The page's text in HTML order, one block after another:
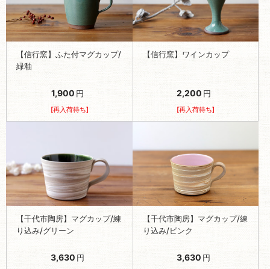
【信行窯】ふた付マグカップ/
緑釉
1,900 円
[再入荷待ち]
【信行窯】ワインカップ
2,200 円
[再入荷待ち]
【千代市陶房】マグカップ/練
り込み/グリーン
3,630 円
【千代市陶房】マグカップ/練
り込み/ピンク
3,630 円